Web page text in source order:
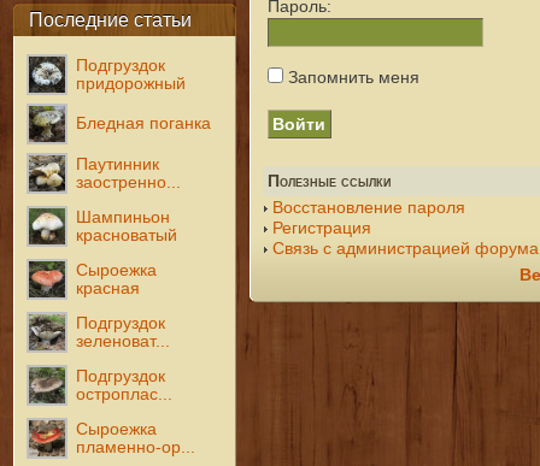
Последние статьи
Подгруздок
придорожный
Бледная поганка
Паутинник
заостренно...
Шампиньон
красноватый
Сыроежка
красная
Подгруздок
зеленоват...
Подгруздок
остроплас...
Сыроежка
пламенно-ор...
Пароль:
Запомнить меня
Полезные ссылки
Восстановление пароля
Регистрация
Связь с администрацией форума